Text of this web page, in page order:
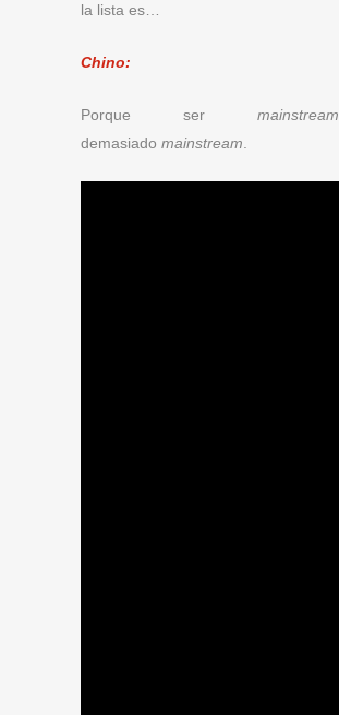
la lista es…
Chino:
Porque ser mainstream
demasiado mainstream